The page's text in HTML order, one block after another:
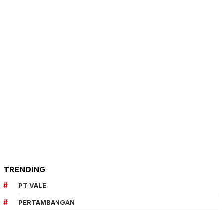
TRENDING
PT VALE
PERTAMBANGAN